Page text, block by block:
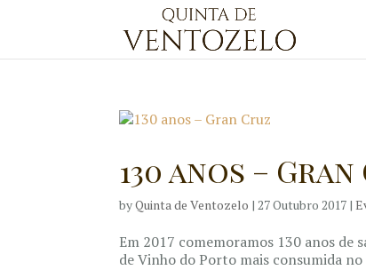
130 anos –
byQuinta de Ventozelo |27 Outubro 2017 |
Em 2017 comemoramos 130 anos de
de Vinho do Porto mais consumida no